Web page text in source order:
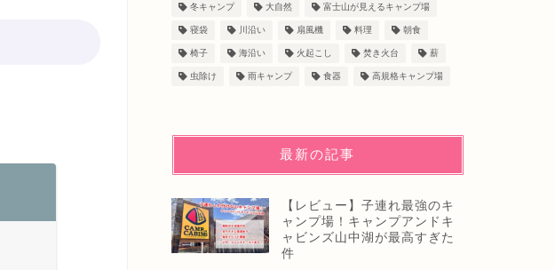
冬キャンプ 大自然 富士山が見えるキャンプ場
寝袋 川沿い 扇風機 料理 朝食
椅子 海沿い 火起こし 焚き火台 薪
虫除け 雨キャンプ 食器 高規格キャンプ場
最新の記事
【レビュー】子連れ最強のキ
ャンプ場！キャンプアンドキ
ャビンズ山中湖が最高すぎた
件